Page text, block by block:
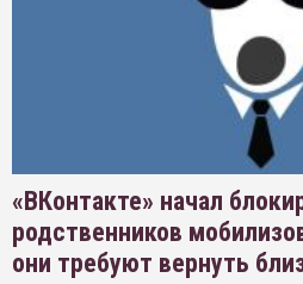
«ВКонтакте» начал
родственников
они требуют вернуть